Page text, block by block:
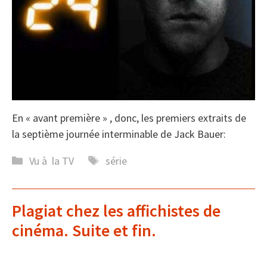
En « avant première » , donc, les premiers extraits de
la septième journée interminable de Jack Bauer:
Catégories
Vu à la TV Étiquettes
série
Plagiat chez les affichistes de
cinéma. Suite et fin.